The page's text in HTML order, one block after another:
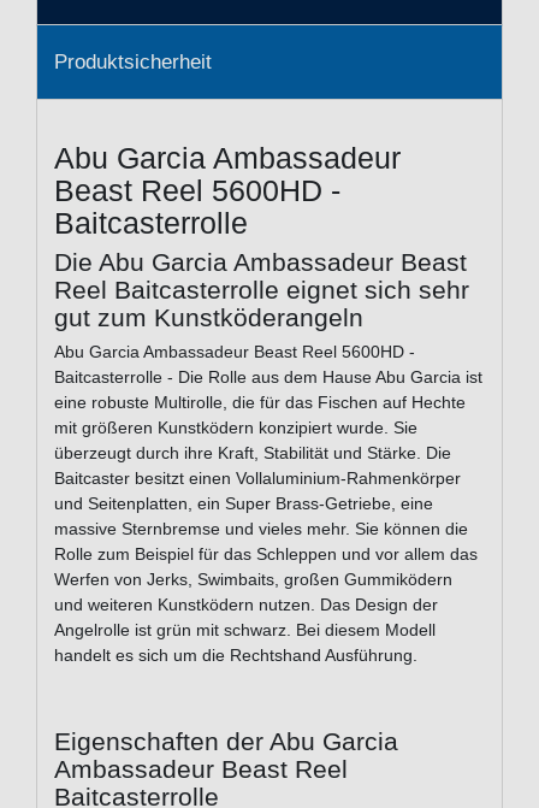
Produktsicherheit
Abu Garcia Ambassadeur
Beast Reel 5600HD -
Baitcasterrolle
Die Abu Garcia Ambassadeur Beast
Reel Baitcasterrolle eignet sich sehr
gut zum Kunstköderangeln
Abu Garcia Ambassadeur Beast Reel 5600HD -
Baitcasterrolle - Die Rolle aus dem Hause Abu Garcia ist
eine robuste Multirolle, die für das Fischen auf Hechte
mit größeren Kunstködern konzipiert wurde. Sie
überzeugt durch ihre Kraft, Stabilität und Stärke. Die
Baitcaster besitzt einen Vollaluminium-Rahmenkörper
und Seitenplatten, ein Super Brass-Getriebe, eine
massive Sternbremse und vieles mehr. Sie können die
Rolle zum Beispiel für das Schleppen und vor allem das
Werfen von Jerks, Swimbaits, großen Gummiködern
und weiteren Kunstködern nutzen. Das Design der
Angelrolle ist grün mit schwarz. Bei diesem Modell
handelt es sich um die Rechtshand Ausführung.
Eigenschaften der Abu Garcia
Ambassadeur Beast Reel
Baitcasterrolle